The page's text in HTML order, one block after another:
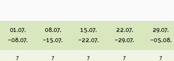
01.07.
-08.07.
08.07.
-15.07.
15.07.
-22.07.
22.07.
-29.07.
29.07.
-05.08.
7 7 7 7 7